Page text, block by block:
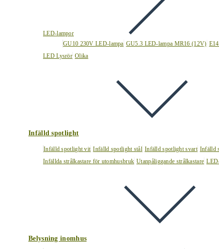
LED-lampor
GU10 230V LED-lampa GU5.3 LED-lampa MR16 (12V)
LED Lysrör Olika
Infälld spotlight
Infälld spotlight vit Infälld spotlight stål Infälld spotlight svart Infälld
Infällda strålkastare för utomhusbruk Utanpåliggande strålkastare
Belysning inomhus